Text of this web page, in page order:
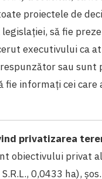
proiectele de
să fie
executivului ca
sau sunt
fie informați cei care
privatizarea
obiectivului privat al
S.R.L., 0,0433 ha),